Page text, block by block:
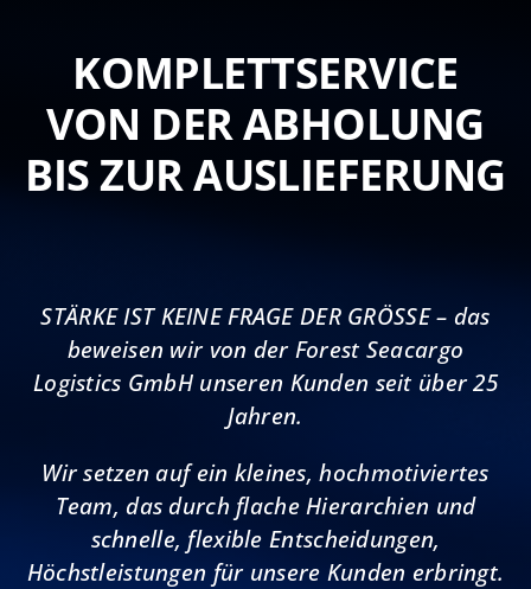
KOMPLETTSERVICE
VON DER ABHOLUNG
BIS ZUR AUSLIEFERUNG
STÄRKE IST KEINE FRAGE DER GRÖSSE – das
beweisen wir von der Forest Seacargo
Logistics GmbH unseren Kunden seit über 25
Jahren.
Wir setzen auf ein kleines, hochmotiviertes
Team, das durch flache Hierarchien und
schnelle, flexible Entscheidungen,
Höchstleistungen für unsere Kunden erbringt.